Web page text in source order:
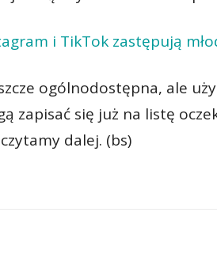
i TikTok zastępują
ogólnodostępna, ale
zapisać się już na listę
dalej. (bs)